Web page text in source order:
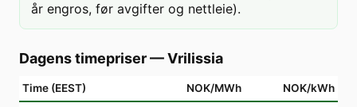
år engros, før avgifter og nettleie).
Dagens timepriser—Vrilissia
Time (EEST) NOK/MWh NOK/kWh